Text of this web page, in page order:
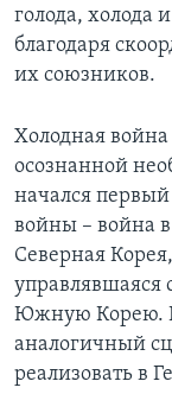
голода, холода
благодаря
их союзников.
Холодная
осознанной
начался
войны – война
Северная
управлявшаяся
Южную Корею. В
аналогичный
реализовать в